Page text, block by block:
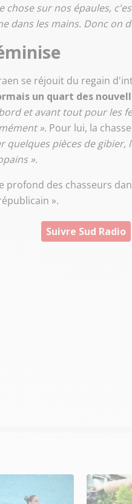
chose sur nos épaules,
dans les mains. Donc on
se réjouit du regain
un quart des
et avant tout pour les
». Pour lui, la
quelques pièces de
».
des chasseurs
».
Suivre Sud Radio